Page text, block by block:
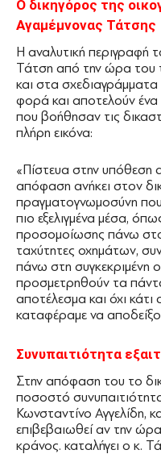
Ο δικηγόρος της
Αγαμέμνονας Τάτσης
Η αναλυτική περιγραφή
Τάτση από την ώρα του
και στα
φορά και αποτελούν ένα
που βοήθησαν τις
πλήρη εικόνα:
«Πίστευα στην υπόθεση
απόφαση ανήκει στον
πραγματογνωμοσύνη
πιο εξελιγμένα μέσα,
προσομοίωσης πάνω
ταχύτητες οχημάτων,
πάνω στη συγκεκριμένη
προσμετρηθούν τα
αποτέλεσμα και όχι
καταφέραμε να
Συνυπαιτιότητα
Στην απόφαση του το
ποσοστό
Κωνσταντίνο Αγγελίδη,
επιβεβαιωθεί αν την
κράνος. καταλήγει ο κ.